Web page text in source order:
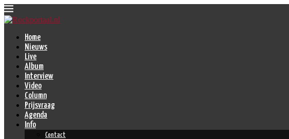
Home
Nieuws
Live
Album
Interview
Video
Column
Prijsvraag
Agenda
Info
Contact